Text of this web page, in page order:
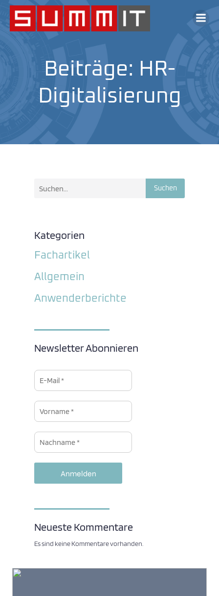
Beiträge: HR-
Digitalisierung
Suchen
Kategorien
Fachartikel
Allgemein
Anwenderberichte
Newsletter Abonnieren
Neueste Kommentare
Es sind keine Kommentare vorhanden.